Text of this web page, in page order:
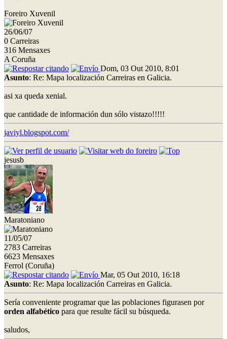
Foreiro Xuvenil
26/06/07
0 Carreiras
316 Mensaxes
A Coruña
Dom, 03 Out 2010, 8:01
Asunto: Re: Mapa localización Carreiras en Galicia.
asi xa queda xenial.
que cantidade de información dun sólo vistazo!!!!!
javiyl.blogspot.com/
jesusb
Maratoniano
11/05/07
2783 Carreiras
6623 Mensaxes
Ferrol (Coruña)
Mar, 05 Out 2010, 16:18
Asunto: Re: Mapa localización Carreiras en Galicia.
Sería conveniente programar que las poblaciones figurasen por
orden alfabético para que resulte fácil su búsqueda.
saludos,